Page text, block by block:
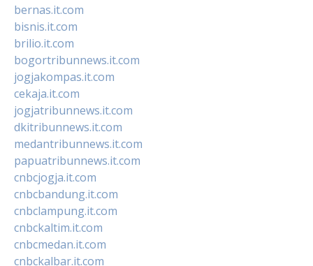
bernas.it.com
bisnis.it.com
brilio.it.com
bogortribunnews.it.com
jogjakompas.it.com
cekaja.it.com
jogjatribunnews.it.com
dkitribunnews.it.com
medantribunnews.it.com
papuatribunnews.it.com
cnbcjogja.it.com
cnbcbandung.it.com
cnbclampung.it.com
cnbckaltim.it.com
cnbcmedan.it.com
cnbckalbar.it.com